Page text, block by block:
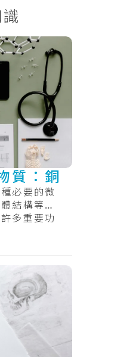
質：銅
必要的微
結構等
多重要功
織和血